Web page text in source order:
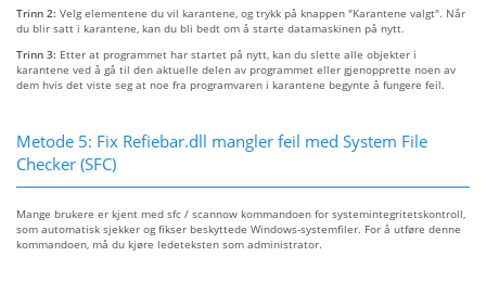
Trinn 2: Velg elementene du vil karantene, og trykk på knappen "Karantene valgt". Når
du blir satt i karantene, kan du bli bedt om å starte datamaskinen på nytt.
Trinn 3: Etter at programmet har startet på nytt, kan du slette alle objekter i
karantene ved å gå til den aktuelle delen av programmet eller gjenopprette noen av
dem hvis det viste seg at noe fra programvaren i karantene begynte å fungere feil.
Metode 5: Fix Refiebar.dll mangler feil med System File
Checker (SFC)
Mange brukere er kjent med sfc / scannow kommandoen for systemintegritetskontroll,
som automatisk sjekker og fikser beskyttede Windows-systemfiler. For å utføre denne
kommandoen, må du kjøre ledeteksten som administrator.